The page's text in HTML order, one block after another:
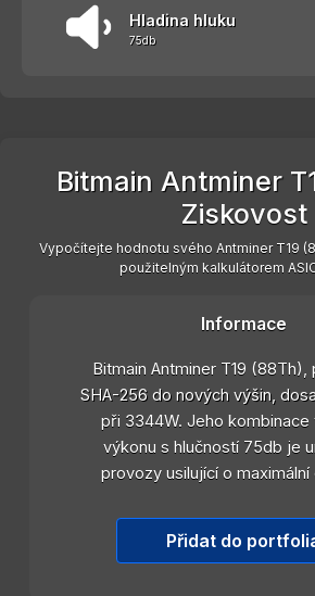
Hladina hluku
75db
Bitmain Antminer
Ziskovost
Vypočítejte hodnotu svého Antminer T19
použitelným kalkulátorem
Informace
Bitmain Antminer T19 (88Th),
SHA-256 do nových výšin,
při 3344W. Jeho kombinace
výkonu s hlučností 75db je
provozy usilující o
Přidat do